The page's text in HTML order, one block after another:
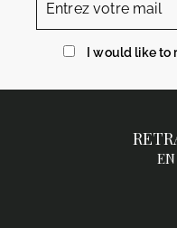
I would like to